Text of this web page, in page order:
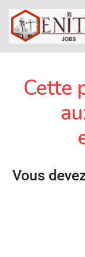
Cette
Vous